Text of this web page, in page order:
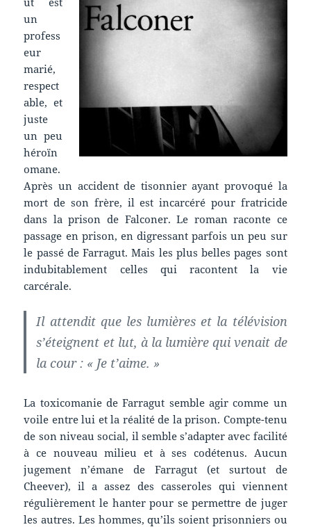
un
profess
eur
marié,
respect
able, et
juste
un peu
héroïn
omane.
Après un accident de tisonnier ayant provoqué la
mort de son frère, il est incarcéré pour fratricide
dans la prison de Falconer. Le roman raconte ce
passage en prison, en digressant parfois un peu sur
le passé de Farragut. Mais les plus belles pages sont
indubitablement celles qui racontent la vie
carcérale.
Il attendit que les lumières et la télévision
s’éteignent et lut, à la lumière qui venait de
la cour : « Je t’aime. »
La toxicomanie de Farragut semble agir comme un
voile entre lui et la réalité de la prison. Compte-tenu
de son niveau social, il semble s’adapter avec facilité
à ce nouveau milieu et à ses codétenus. Aucun
jugement n’émane de Farragut (et surtout de
Cheever), il a assez des casseroles qui viennent
régulièrement le hanter pour se permettre de juger
les autres. Les hommes, qu’ils soient prisonniers ou